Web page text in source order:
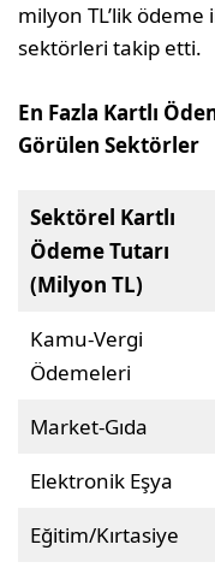
milyon TL’lik
sektörleri takip etti.
En Fazla Kartlı
Görülen Sektörler
Sektörel Kartlı
Ödeme Tutarı
(Milyon TL)
Kamu-Vergi
Ödemeleri
Market-Gıda
Elektronik Eşya
Eğitim/Kırtasiye